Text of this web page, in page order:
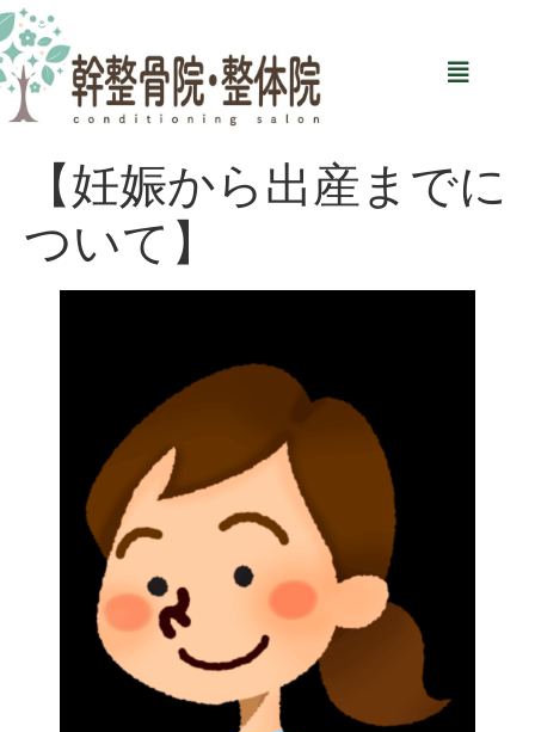
【妊娠から出産までに
ついて】